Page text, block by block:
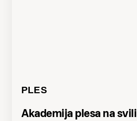
PLES
Akademija plesa na svili